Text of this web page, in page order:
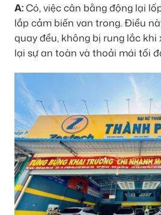
A:Có, việc cân bằng động lại
lắp cảm biến van trong. Điều
quay đều, không bị rung lắc khi
lại sự an toàn và thoải mái tối